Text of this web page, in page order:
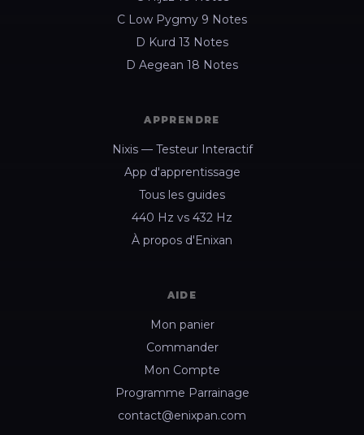
C Low Pygmy 9 Notes
D Kurd 13 Notes
D Aegean 18 Notes
APPRENDRE
Nixis — Testeur Interactif
App d'apprentissage
Tous les guides
440 Hz vs 432 Hz
À propos d'Enixan
AIDE
Mon panier
Commander
Mon Compte
Programme Parrainage
contact@enixpan.com